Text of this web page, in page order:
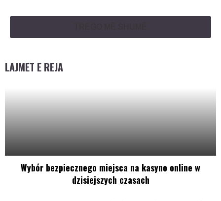
LAJMET E REJA
Wybór bezpiecznego miejsca na kasyno online w
dzisiejszych czasach